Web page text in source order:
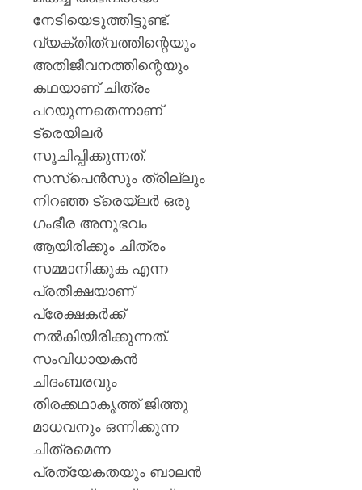
നേടിയെടുത്തിട്ടുണ്ട്.
വ്യക്തിത്വത്തിന്റെയും
അതിജീവനത്തിന്റെയും
കഥയാണ് ചിത്രം
പറയുന്നതെന്നാണ്
ട്രെയിലർ
സൂചിപ്പിക്കുന്നത്.
സസ്പെൻസും ത്രില്ലും
നിറഞ്ഞ ട്രെയ്‌ലർ ഒരു
ഗംഭീര അനുഭവം
ആയിരിക്കും ചിത്രം
സമ്മാനിക്കുക എന്ന
പ്രതീക്ഷയാണ്
പ്രേക്ഷകർക്ക്
നൽകിയിരിക്കുന്നത്.
സംവിധായകൻ
ചിദംബരവും
തിരക്കഥാകൃത്ത് ജിത്തു
മാധവനും ഒന്നിക്കുന്ന
ചിത്രമെന്ന
പ്രത്യേകതയും ബാലൻ